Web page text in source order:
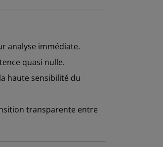
analyse immédiate.
quasi nulle.
haute sensibilité du
transparente entre